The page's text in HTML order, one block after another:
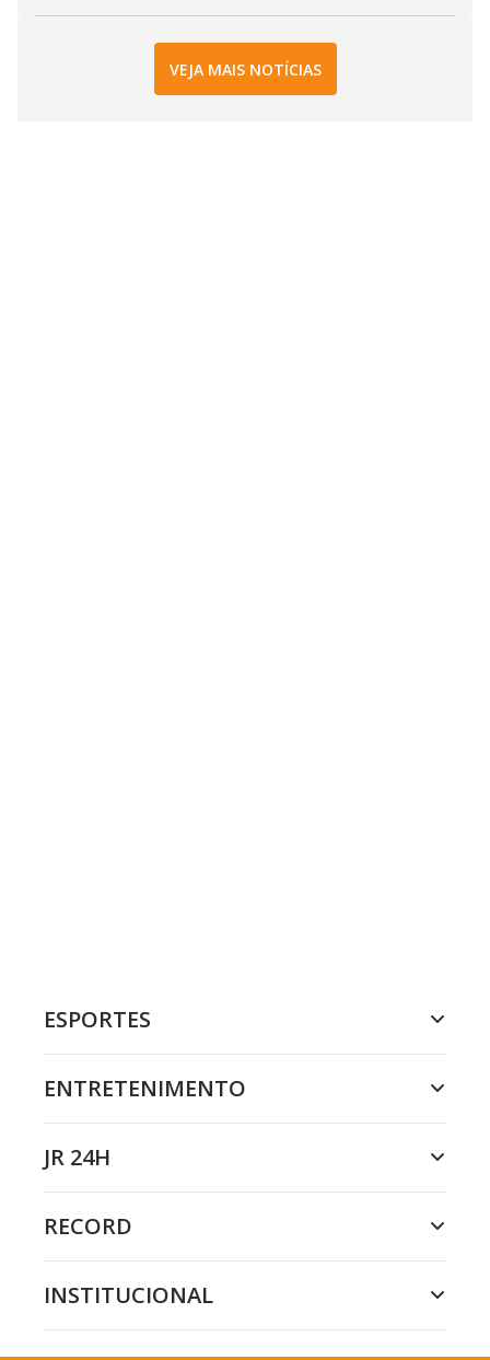
VEJA MAIS NOTÍCIAS
ESPORTES
ENTRETENIMENTO
JR 24H
RECORD
INSTITUCIONAL